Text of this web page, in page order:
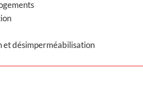
et désimperméabilisation